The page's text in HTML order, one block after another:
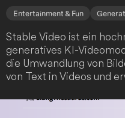
Entertainment & Fun
Stable Video ist ein
generatives KI-
die Umwandlung von
von Text in Videos und
Inhaltsproduktion.